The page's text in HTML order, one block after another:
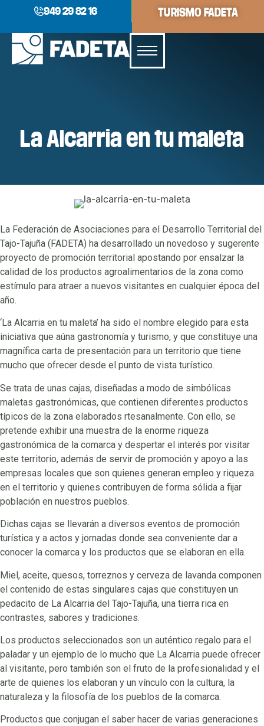
949 29 82 16 TURISMO FADETA
La Alcarria en tu maleta
La Federación de Asociaciones para el Desarrollo Territorial del
Tajo-Tajuña (FADETA) ha desarrollado un novedoso y sugerente
proyecto de promoción territorial apostando por ensalzar la
calidad de los productos agroalimentarios de la zona como
estímulo para atraer a nuevos visitantes en cualquier época del
año.
‘La Alcarria en tu maleta’ ha sido el nombre elegido para esta
iniciativa que aúna gastronomía y turismo, y que constituye una
magnífica carta de presentación para un territorio que tiene
mucho que ofrecer desde el punto de vista turístico.
Se trata de unas cajas, diseñadas a modo de simbólicas
maletas gastronómicas, que contienen diferentes productos
típicos de la zona elaborados rtesanalmente. Con ello, se
pretende exhibir una muestra de la enorme riqueza
gastronómica de la comarca y despertar el interés por visitar
este territorio, además de servir de promoción y apoyo a las
empresas locales que son quienes generan empleo y riqueza
en el territorio y quienes contribuyen de forma sólida a fijar
población en nuestros pueblos.
Dichas cajas se llevarán a diversos eventos de promoción
turística y a actos y jornadas donde sea conveniente dar a
conocer la comarca y los productos que se elaboran en ella.
Miel, aceite, quesos, torreznos y cerveza de lavanda componen
el contenido de estas singulares cajas que constituyen un
pedacito de La Alcarria del Tajo-Tajuña, una tierra rica en
contrastes, sabores y tradiciones.
Los productos seleccionados son un auténtico regalo para el
paladar y un ejemplo de lo mucho que La Alcarria puede ofrecer
al visitante, pero también son el fruto de la profesionalidad y el
arte de quienes los elaboran y un vínculo con la cultura, la
naturaleza y la filosofía de los pueblos de la comarca.
Productos que conjugan el saber hacer de varias generaciones